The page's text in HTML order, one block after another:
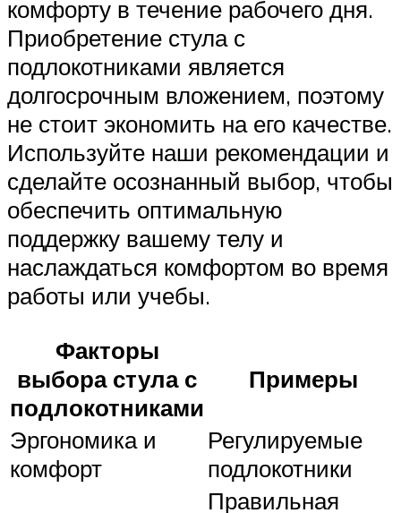
комфорту в течение рабочего дня.
Приобретение стула с
подлокотниками является
долгосрочным вложением, поэтому
не стоит экономить на его качестве.
Используйте наши рекомендации и
сделайте осознанный выбор, чтобы
обеспечить оптимальную
поддержку вашему телу и
наслаждаться комфортом во время
работы или учебы.
Факторы
выбора стула с
подлокотниками
Примеры
Эргономика и
комфорт
Регулируемые
подлокотники
Правильная